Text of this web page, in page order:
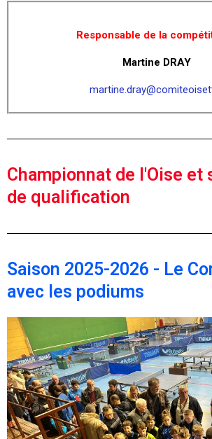
Responsable de la
Martine DRAY
Championnat de l'Oise et
de qualification
Saison 2025-2026 - Le
avec les podiums